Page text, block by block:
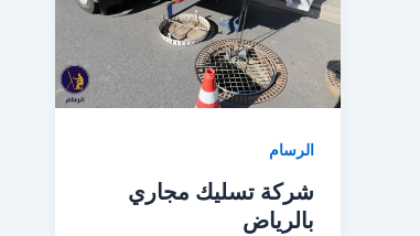
الرسام
شركة تسليك مجاري
بالرياض